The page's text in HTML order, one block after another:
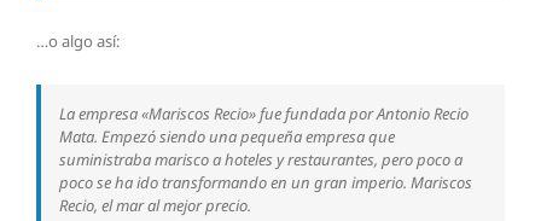
…o algo así:
La empresa «Mariscos Recio» fue fundada por Antonio Recio
Mata. Empezó siendo una pequeña empresa que
suministraba marisco a hoteles y restaurantes, pero poco a
poco se ha ido transformando en un gran imperio. Mariscos
Recio, el mar al mejor precio.